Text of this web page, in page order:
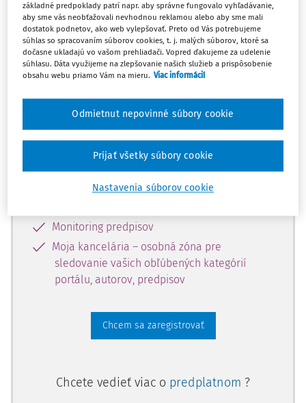
Celý odborný obsah z tejto oblasti je
dostupný predplatiteľom portálu.
obsahu a získajte prístup na 10 dní
zdarma, stačí sa len zaregistrovať.
Vďaka registrácii získate prístup aj k
vybranému obsahu:
Monitoring predpisov
Moja kancelária – osobná zóna pre
sledovanie vašich obľúbených kategórií
portálu, autorov, predpisov
Chcem sa zaregistrovať
Chcete vedieť viac o predplatnom ?
základné predpoklady patrí napr. aby správne fungovalo vyhľadávanie,
aby sme vás neobťažovali nevhodnou reklamou alebo aby sme mali
dostatok podnetov, ako web vylepšovať. Preto od Vás potrebujeme
súhlas so spracovaním súborov cookies, t. j. malých súborov, ktoré sa
dočasne ukladajú vo vašom prehliadači. Vopred ďakujeme za udelenie
súhlasu. Dáta využijeme na zlepšovanie našich služieb a prispôsobenie
obsahu webu priamo Vám na mieru. Viac informácií
Nastavenia súborov cookie
Odmietnut nepovinné súbory cookie
Prijať všetky súbory cookie